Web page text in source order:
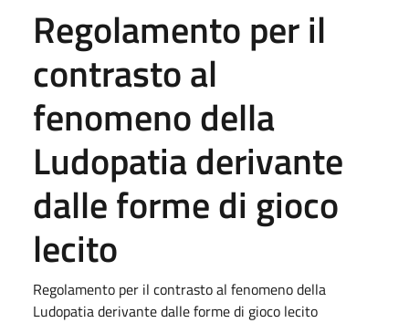
Regolamento per il
contrasto al
fenomeno della
Ludopatia derivante
dalle forme di gioco
lecito
Regolamento per il contrasto al fenomeno della
Ludopatia derivante dalle forme di gioco lecito